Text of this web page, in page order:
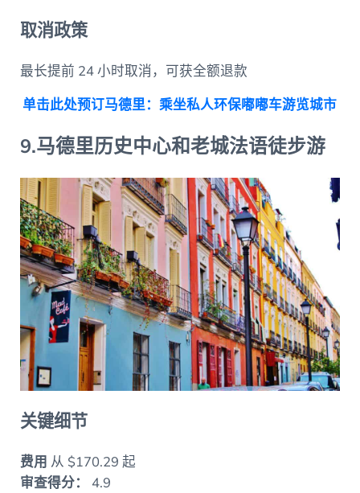
取消政策
最长提前 24 小时取消，可获全额退款
单击此处预订马德里：乘坐私人环保嘟嘟车游览城市
9.马德里历史中心和老城法语徒步游
关键细节
费用 从 $170.29 起
审查得分：
4.9